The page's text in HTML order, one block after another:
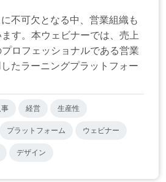
不可欠となる中、営業組織も
す。本ウェビナーでは、売上
ロフェッショナルである営業
たラーニングプラットフォー
事 経営 生産性
プラットフォーム ウェビナー
デザイン